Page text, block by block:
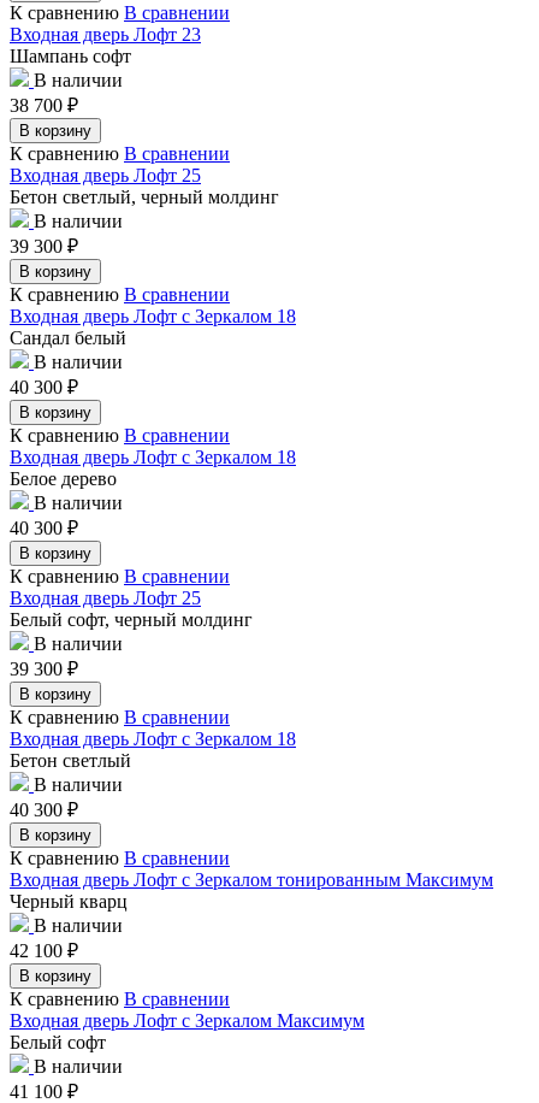
К сравнению В сравнении
Входная дверь Лофт 23
Шампань софт
В наличии
38 700 ₽
В корзину
К сравнению В сравнении
Входная дверь Лофт 25
Бетон светлый, черный молдинг
В наличии
39 300 ₽
В корзину
К сравнению В сравнении
Входная дверь Лофт с Зеркалом 18
Сандал белый
В наличии
40 300 ₽
В корзину
К сравнению В сравнении
Входная дверь Лофт с Зеркалом 18
Белое дерево
В наличии
40 300 ₽
В корзину
К сравнению В сравнении
Входная дверь Лофт 25
Белый софт, черный молдинг
В наличии
39 300 ₽
В корзину
К сравнению В сравнении
Входная дверь Лофт с Зеркалом 18
Бетон светлый
В наличии
40 300 ₽
В корзину
К сравнению В сравнении
Входная дверь Лофт с Зеркалом тонированным Максимум
Черный кварц
В наличии
42 100 ₽
В корзину
К сравнению В сравнении
Входная дверь Лофт с Зеркалом Максимум
Белый софт
В наличии
41 100 ₽